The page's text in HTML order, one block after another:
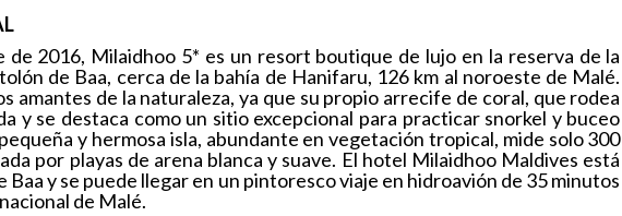
de 2016, Milaidhoo 5* es un resort boutique de lujo en la reserva de la
de Baa, cerca de la bahía de Hanifaru, 126 km al noroeste de Malé.
amantes de la naturaleza, ya que su propio arrecife de coral, que rodea
y se destaca como un sitio excepcional para practicar snorkel y buceo
y hermosa isla, abundante en vegetación tropical, mide solo 300
por playas de arena blanca y suave. El hotel Milaidhoo Maldives está
Baa y se puede llegar en un pintoresco viaje en hidroavión de 35 minutos
de Malé.